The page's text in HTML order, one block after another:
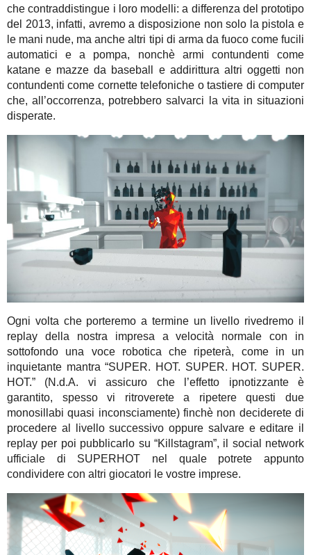
che contraddistingue i loro modelli: a differenza del prototipo
del 2013, infatti, avremo a disposizione non solo la pistola e
le mani nude, ma anche altri tipi di arma da fuoco come fucili
automatici e a pompa, nonchè armi contundenti come
katane e mazze da baseball e addirittura altri oggetti non
contundenti come cornette telefoniche o tastiere di computer
che, all’occorrenza, potrebbero salvarci la vita in situazioni
disperate.
Ogni volta che porteremo a termine un livello rivedremo il
replay della nostra impresa a velocità normale con in
sottofondo una voce robotica che ripeterà, come in un
inquietante mantra “SUPER. HOT. SUPER. HOT. SUPER.
HOT.” (N.d.A. vi assicuro che l’effetto ipnotizzante è
garantito, spesso vi ritroverete a ripetere questi due
monosillabi quasi inconsciamente) finchè non deciderete di
procedere al livello successivo oppure salvare e editare il
replay per poi pubblicarlo su “Killstagram”, il social network
ufficiale di SUPERHOT nel quale potrete appunto
condividere con altri giocatori le vostre imprese.